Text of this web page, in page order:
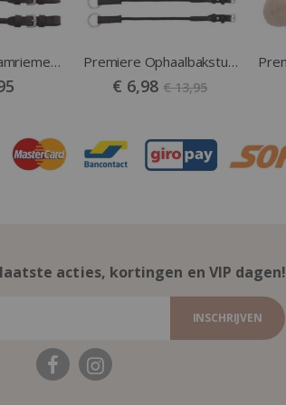
Premiere Pelhamriemen bruin Premiere Ophaalbakstukken zwart
Vanaf
€ 6,98 € 13,95
acties, kortingen en VIP dagen!
INSCHRIJVEN